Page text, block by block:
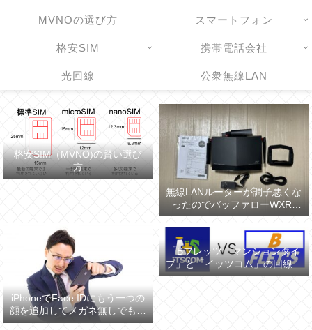
MVNOの選び方 スマートフォン
格安SIM 携帯電話会社
光回線 公衆無線LAN
格安SIM（MVNO)の賢い選び
方
無線LANルーターが調子悪くな
ったのでバッファローWXR-
5700AX7Sに買い換えた
iPhoneでFace IDにもう一つの
顔を追加してメガネ無しでも認
証させる
「Bフレッツ マンションタイ
プ」と「イッツコム」の回線ス
ピードを比較してみた